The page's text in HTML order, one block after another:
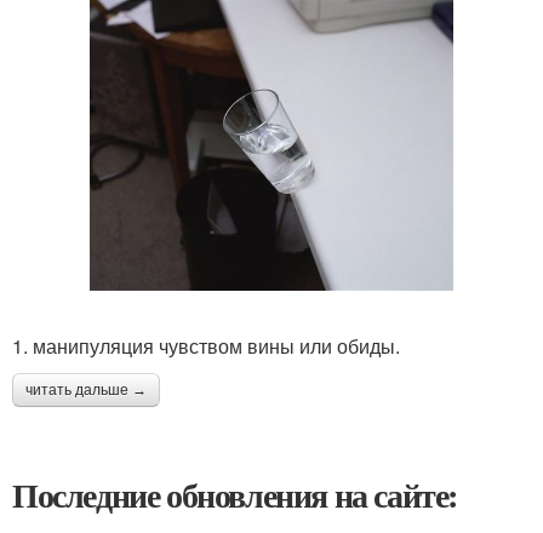
1. манипуляция чувством вины или обиды.
читать дальше →
Последние обновления на сайте: